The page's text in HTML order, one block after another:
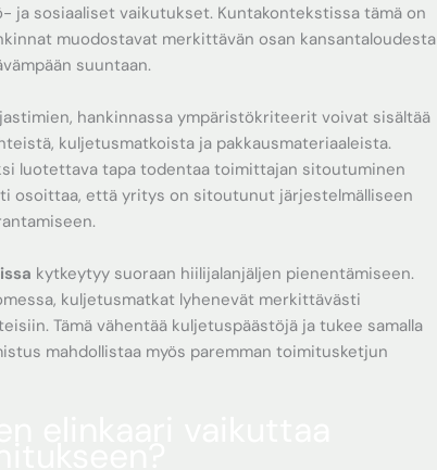
ja sosiaaliset vaikutukset. Kuntakontekstissa tämä on
muodostavat merkittävän osan kansantaloudesta
suuntaan.
hankinnassa ympäristökriteerit voivat sisältää
kuljetusmatkoista ja pakkausmateriaaleista.
luotettava tapa todentaa toimittajan sitoutuminen
osoittaa, että yritys on sitoutunut järjestelmälliseen
kytkeytyy suoraan hiilijalanjäljen pienentämiseen.
kuljetusmatkat lyhenevät merkittävästi
Tämä vähentää kuljetuspäästöjä ja tukee samalla
mahdollistaa myös paremman toimitusketjun